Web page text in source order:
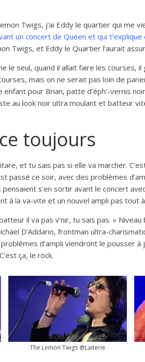
Twigs, j’ai Eddy le quartier qui me
un concert de Queen et qui t’explique
Twigs, et Eddy le Quartier l’aurait
le seul, quand il allait faire les courses, il
mais on ne serait pas loin de
pour Brian, patte d’éph’-vernis
au look noir ultra moulant et batteur
toujours
et tu sais pas si elle va marcher.
passé ce soir, avec des problèmes
pensaient s’en sortir avant le concert
à la va-vite et un nouvel ampli pas tout
il va pas v’nir, tu sais pas. »
D’Addario, frontman ultra-
d’ampli viendront le pousser
ça, le rock.
The Lemon Twigs @Laiterie